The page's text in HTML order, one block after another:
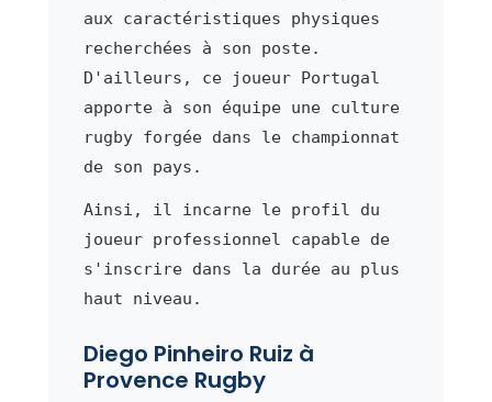
aux caractéristiques physiques
recherchées à son poste.
D'ailleurs, ce joueur Portugal
apporte à son équipe une culture
rugby forgée dans le championnat
de son pays.
Ainsi, il incarne le profil du
joueur professionnel capable de
s'inscrire dans la durée au plus
haut niveau.
Diego Pinheiro Ruiz à
Provence Rugby